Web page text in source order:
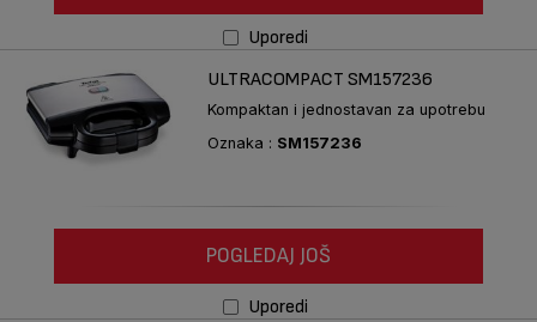
Uporedi
ULTRACOMPACT SM157236
Kompaktan i jednostavan za upotrebu
Oznaka : SM157236
POGLEDAJ JOŠ
Uporedi